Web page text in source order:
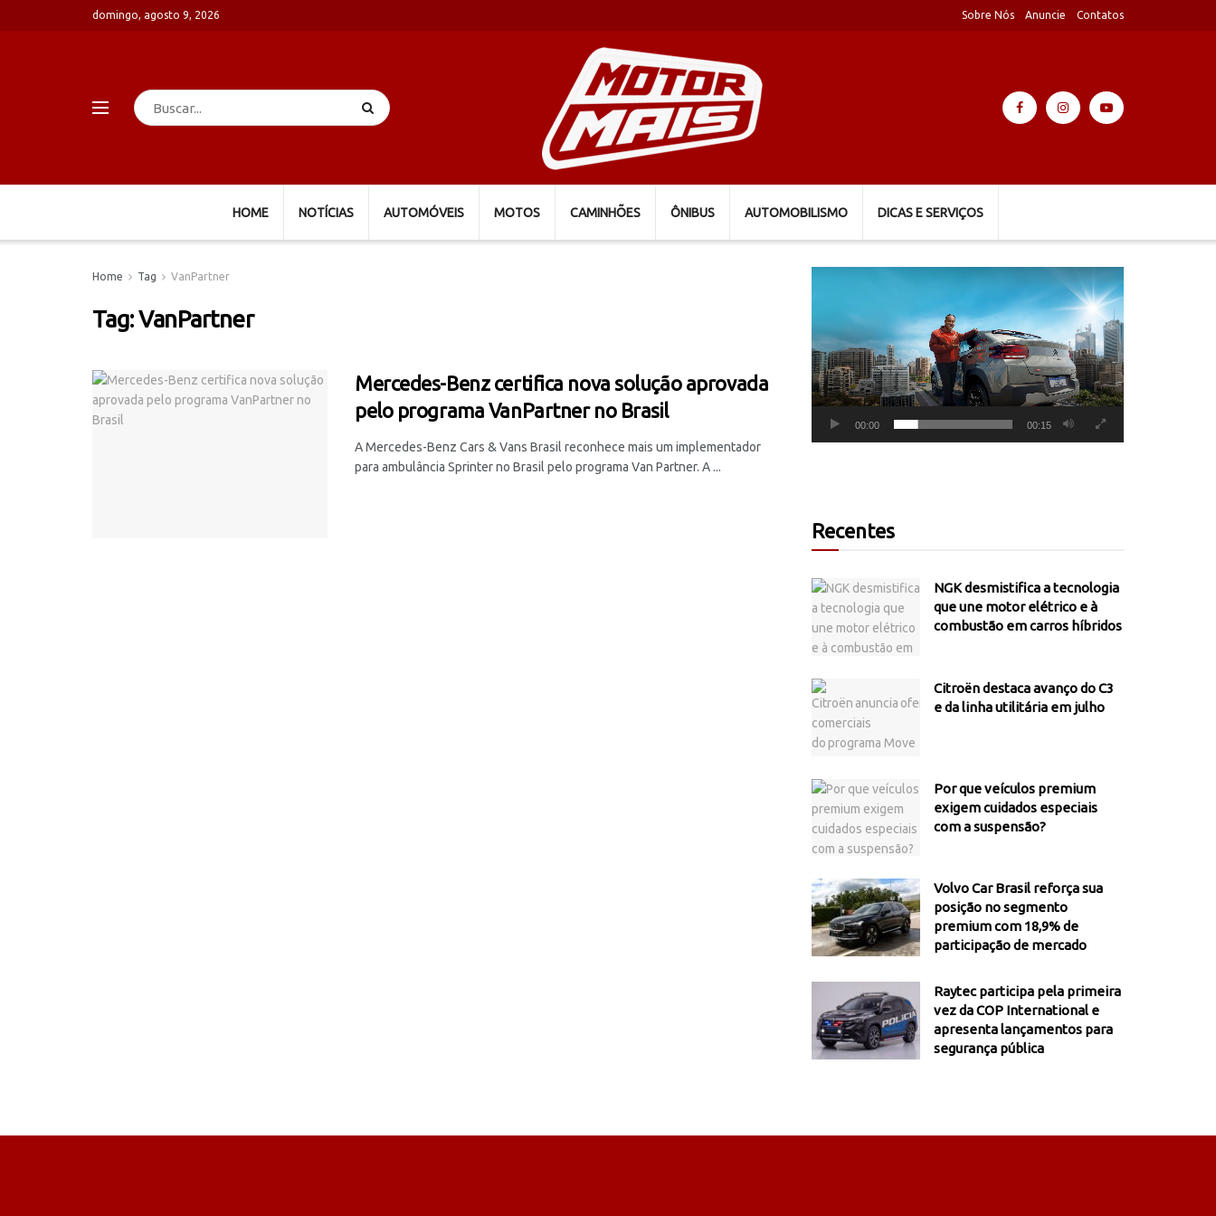
domingo, agosto 9, 2026 Sobre Nós Anuncie Contatos
HOME NOTÍCIAS AUTOMÓVEIS MOTOS CAMINHÕES ÔNIBUS AUTOMOBILISMO DICAS E SERVIÇOS
Home Tag VanPartner
Tag:VanPartner
Mercedes-Benz certifica nova solução aprovada
pelo programa VanPartner no Brasil
A Mercedes-Benz Cars & Vans Brasil reconhece mais um implementador
para ambulância Sprinter no Brasil pelo programa Van Partner. A ...
00:00 00:15
Recentes
NGK desmistifica a tecnologia
que une motor elétrico e à
combustão em carros híbridos
Citroën destaca avanço do C3
e da linha utilitária em julho
Por que veículos premium
exigem cuidados especiais
com a suspensão?
Volvo Car Brasil reforça sua
posição no segmento
premium com 18,9% de
participação de mercado
Raytec participa pela primeira
vez da COP International e
apresenta lançamentos para
segurança pública